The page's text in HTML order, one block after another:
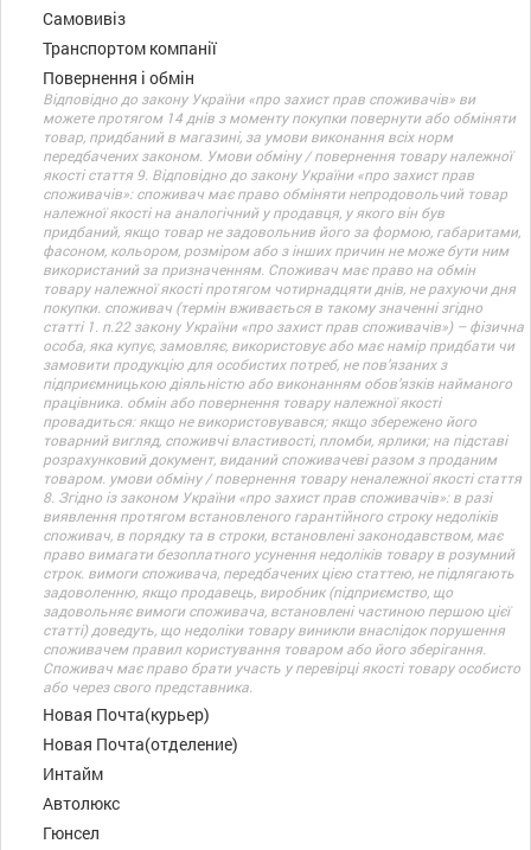
Самовивіз
Транспортом компанії
Повернення і обмін
Відповідно до закону України «про захист прав споживачів» ви
можете протягом 14 днів з моменту покупки повернути або обміняти
товар, придбаний в магазині, за умови виконання всіх норм
передбачених законом. Умови обміну / повернення товару належної
якості стаття 9. Відповідно до закону України «про захист прав
споживачів»: споживач має право обміняти непродовольчий товар
належної якості на аналогічний у продавця, у якого він був
придбаний, якщо товар не задовольнив його за формою, габаритами,
фасоном, кольором, розміром або з інших причин не може бути ним
використаний за призначенням. Споживач має право на обмін
товару належної якості протягом чотирнадцяти днів, не рахуючи дня
покупки. споживач (термін вживається в такому значенні згідно
статті 1. п.22 закону України «про захист прав споживачів») – фізична
особа, яка купує, замовляє, використовує або має намір придбати чи
замовити продукцію для особистих потреб, не пов’язаних з
підприємницькою діяльністю або виконанням обов’язків найманого
працівника. обмін або повернення товару належної якості
провадиться: якщо не використовувався; якщо збережено його
товарний вигляд, споживчі властивості, пломби, ярлики; на підставі
розрахунковий документ, виданий споживачеві разом з проданим
товаром. умови обміну / повернення товару неналежної якості стаття
8. Згідно із законом України «про захист прав споживачів»: в разі
виявлення протягом встановленого гарантійного строку недоліків
споживач, в порядку та в строки, встановлені законодавством, має
право вимагати безоплатного усунення недоліків товару в розумний
строк. вимоги споживача, передбачених цією статтею, не підлягають
задоволенню, якщо продавець, виробник (підприємство, що
задовольняє вимоги споживача, встановлені частиною першою цієї
статті) доведуть, що недоліки товару виникли внаслідок порушення
споживачем правил користування товаром або його зберігання.
Споживач має право брати участь у перевірці якості товару особисто
або через свого представника.
Новая Почта(курьер)
Новая Почта(отделение)
Интайм
Автолюкс
Гюнсел